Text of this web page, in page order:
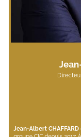
Jean-Albert CHAFFARD